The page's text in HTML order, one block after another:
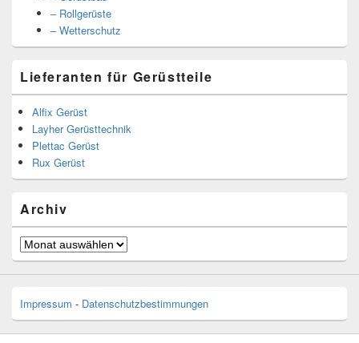
– Rollgerüste
– Wetterschutz
Lieferanten für Gerüstteile
Alfix Gerüst
Layher Gerüsttechnik
Plettac Gerüst
Rux Gerüst
Archiv
Archiv
Impressum - Datenschutzbestimmungen